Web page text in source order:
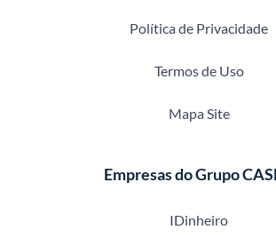
Política de Privacidade
Termos de Uso
Mapa Site
Empresas do Grupo
IDinheiro